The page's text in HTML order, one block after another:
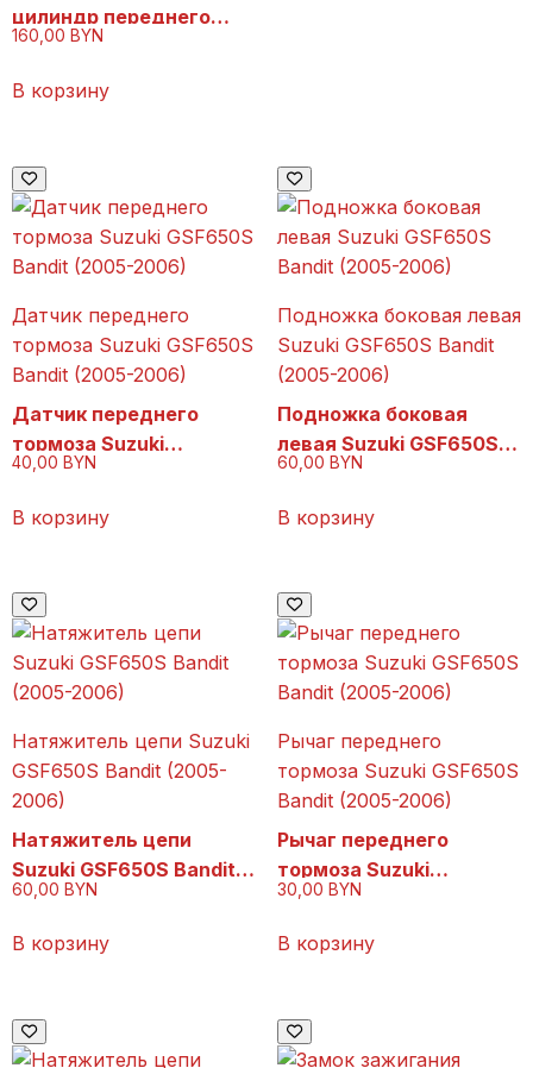
цилиндр переднего
тормоза (машинка)
(2005-2006)
160,00 BYN
В корзину
Датчик переднего
тормоза Suzuki GSF650S
Bandit (2005-2006)
Датчик переднего
тормоза Suzuki
GSF650S Bandit (2005-
40,00 BYN
В корзину
Подножка боковая левая
Suzuki GSF650S Bandit
(2005-2006)
Подножка боковая
левая Suzuki GSF650S
Bandit (2005-2006)
60,00 BYN
В корзину
Натяжитель цепи Suzuki
GSF650S Bandit (2005-
2006)
Натяжитель цепи
Suzuki GSF650S Bandit
(2005-2006)
60,00 BYN
В корзину
Рычаг переднего
тормоза Suzuki GSF650S
Bandit (2005-2006)
Рычаг переднего
тормоза Suzuki
GSF650S Bandit (2005-
30,00 BYN
В корзину